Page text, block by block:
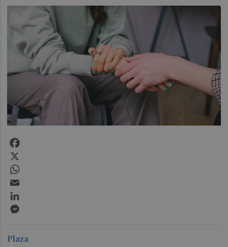
Plaza